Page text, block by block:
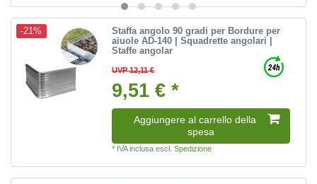
-21%
Staffa angolo 90 gradi per Bordure per
aiuole AD-140 | Squadrette angolari |
Staffe angolar
UVP 12,11 €
9,51 € *
Aggiungere al carrello della
spesa
* IVA inclusa escl.Spedizione